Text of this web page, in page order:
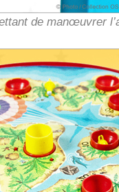
de manœuvrer